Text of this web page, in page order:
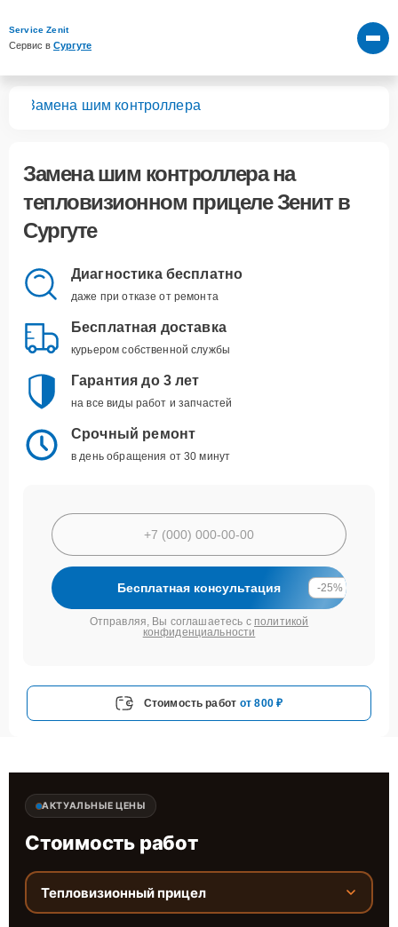
Service Zenit
Сервис в Сургуте
Замена шим контроллера
Замена шим контроллерана
тепловизионном прицеле Зенит в
Сургуте
Диагностика бесплатно
даже при отказе от ремонта
Бесплатная доставка
курьером собственной службы
Гарантия до 3 лет
на все виды работ и запчастей
Срочный ремонт
в день обращения от 30 минут
Бесплатная консультация -25%
Отправляя, Вы соглашаетесь с политикой
конфиденциальности
Стоимость работ от 800 ₽
АКТУАЛЬНЫЕ ЦЕНЫ
Стоимость работ
Тепловизионный прицел